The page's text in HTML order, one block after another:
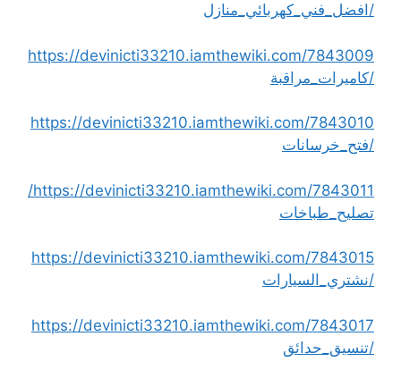
/افضل_فني_كهربائي_منازل
https://devinicti33210.iamthewiki.com/7843009
/كاميرات_مراقبة
https://devinicti33210.iamthewiki.com/7843010
/فتح_خرسانات
https://devinicti33210.iamthewiki.com/7843011/
تصليح_طباخات
https://devinicti33210.iamthewiki.com/7843015
/نشتري_السيارات
https://devinicti33210.iamthewiki.com/7843017
/تنسيق_حدائق